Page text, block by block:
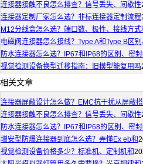
连接器接触不良怎么排查？信号丢失、间歇性
连接器定制厂家怎么选？非标连接器定制流程
M12分线盒怎么选？端口数、极性、接线方式
电磁阀连接器怎么接线？Type A和Type B区
防水连接器怎么选？IP67和IP68的区别、密
视觉检测设备换型迁移指南：旧模型能复用吗
相关文章
连接器屏蔽设计怎么做？EMC抗干扰从屏蔽
连接器接触不良怎么排查？信号丢失、间歇性
防水连接器怎么选？IP67和IP68的区别、密
增安型防爆连接器到底怎么选？弄懂Ex eb和
视觉检测设备价格多少？标准机、定制机和